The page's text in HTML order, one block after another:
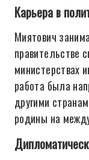
Карьера в
Миятович
правительстве
министерствах
работа была
другими
родины на